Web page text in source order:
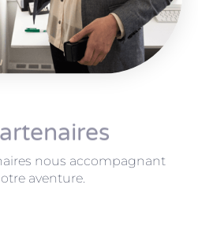
nous accompagnant
aventure.